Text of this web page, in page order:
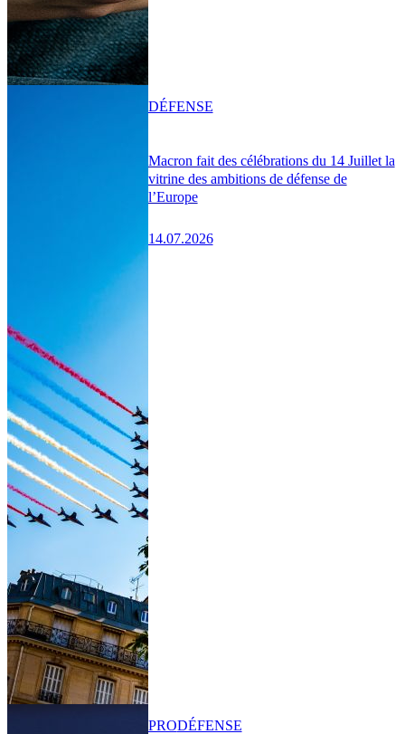
Macron fait des célébrations du 14 Juillet la
vitrine des ambitions de défense de
l’Europe
14.07.2026
DÉFENSE
PRODÉFENSE